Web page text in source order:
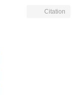
Citation